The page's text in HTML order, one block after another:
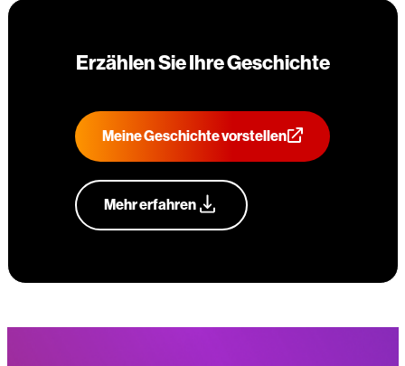
Erzählen Sie Ihre Geschichte
Meine Geschichte vorstellen
Mehr erfahren